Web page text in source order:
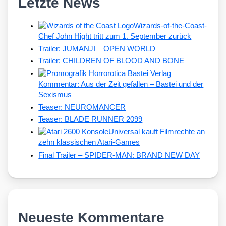
Wizards-of-the-Coast-
Chef John Hight tritt zum 1. September zurück
Trailer: JUMANJI – OPEN WORLD
Trailer: CHILDREN OF BLOOD AND BONE
Kommentar: Aus der Zeit gefallen – Bastei und der
Sexismus
Teaser: NEUROMANCER
Teaser: BLADE RUNNER 2099
Universal kauft Filmrechte an
zehn klassischen Atari-Games
Final Trailer – SPIDER-MAN: BRAND NEW DAY
Neueste Kommentare